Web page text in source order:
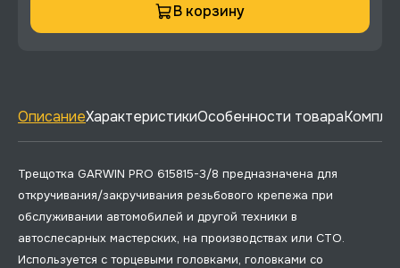
В корзину
ОписаниеХарактеристикиОсобенности товара
Трещотка GARWIN PRO 615815-3/8 предназначена для
откручивания/закручивания резьбового крепежа при
обслуживании автомобилей и другой техники в
автослесарных мастерских, на производствах или СТО.
Используется с торцевыми головками, головками со